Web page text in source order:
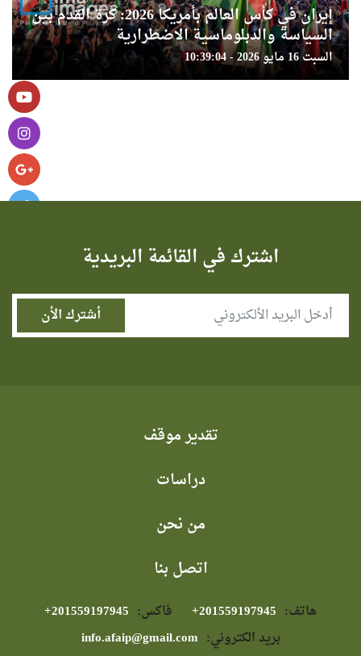
إيران في كأس العالم بأمريكا 2026: كرة القدم بين
السياسة والدبلوماسية الاضطرارية
السبت 16 مايو 2026 - 10:39:04
اشترك في القائمة البريدية
تقدير موقف
دراسات
من نحن
اتصل بنا
هاتف: فاكس:
بريد الكتروني: info.afaip@gmail.com